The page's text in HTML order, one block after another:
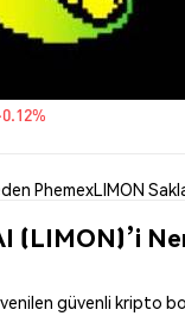
PhemexLIMON
(LIMON)’i
güvenli kripto